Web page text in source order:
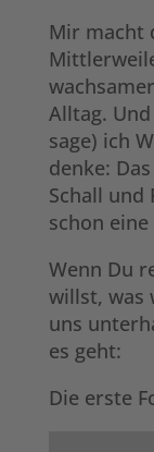
Mir macht
Alltag.
sage) ich
denke:
Schall und
schon
Wenn Du
willst, was
uns
es geht:
Die erste